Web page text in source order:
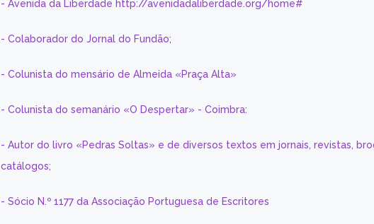
- Avenida da Liberdade http://avenidadaliberdade.org/home#
- Colaborador do Jornal do Fundão;
- Colunista do mensário de Almeida «Praça Alta»
- Colunista do semanário «O Despertar» - Coimbra:
- Autor do livro «Pedras Soltas» e de diversos textos em jornais, revistas,
catálogos;
- Sócio N.º 1177 da Associação Portuguesa de Escritores